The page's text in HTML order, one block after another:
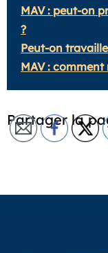
MAV : peut-on
?
Peut-on
MAV :
Partager la